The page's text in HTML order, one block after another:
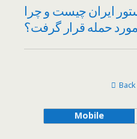
ایران چیست و چرا
مورد حمله قرار گرفت؟
Mobile